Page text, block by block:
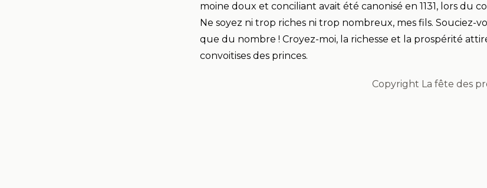
moine doux et conciliant avait été canonisé en 1131, lors du
Ne soyez ni trop riches ni trop nombreux, mes fils. Souciez-
que du nombre ! Croyez-moi, la richesse et la prospérité
convoitises des princes.
Copyright La fête des